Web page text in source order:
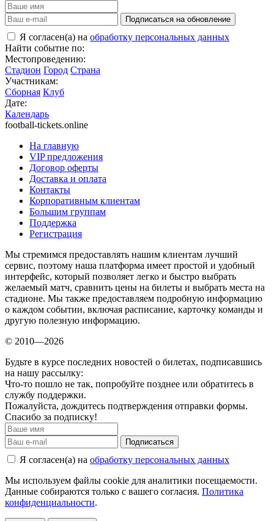
Подписаться на обновление
Я согласен(а) на обработку персональных данных
Найти событие по:
Местопроведению:
Стадион Город Страна
Участникам:
Сборная Клуб
Дате:
Календарь
football-tickets.online
На главную
VIP предложения
Договор оферты
Доставка и оплата
Контакты
Корпоративным клиентам
Большим группам
Поддержка
Регистрация
Мы стремимся предоставлять нашим клиентам лучший
сервис, поэтому наша платформа имеет простой и удобный
интерфейс, который позволяет легко и быстро выбрать
желаемый матч, сравнить цены на билеты и выбрать места на
стадионе. Мы также предоставляем подробную информацию
о каждом событии, включая расписание, карточку команды и
другую полезную информацию.
© 2010—2026
Будьте в курсе последних новостей о билетах, подписавшись
на нашу рассылку:
Что-то пошло не так, попробуйте позднее или обратитесь в
службу поддержки.
Пожалуйста, дождитесь подтверждения отправки формы.
Спасибо за подписку!
Подписаться
Я согласен(а) на обработку персональных данных
Мы используем файлы cookie для аналитики посещаемости.
Данные собираются только с вашего согласия. Политика
конфиденциальности.